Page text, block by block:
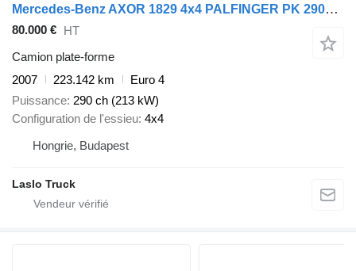
Mercedes-Benz AXOR 1829 4x4 PALFINGER PK 29002 Crane Winch Kra
80.000 €
HT
Camion plate-forme
2007
223.142 km
Euro 4
Puissance 290 ch (213 kW)
Configuration de l'essieu 4x4
Hongrie, Budapest
Laslo Truck